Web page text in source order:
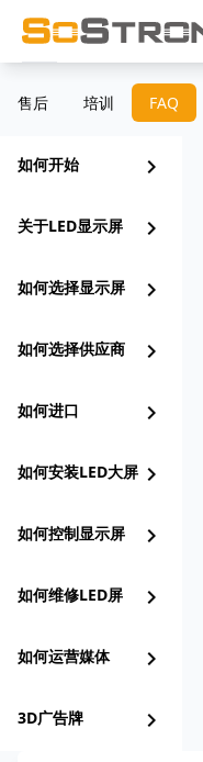
售后 培训 FAQ
如何开始 chevron_right
关于LED显示屏 chevron_right
如何选择显示屏 chevron_right
如何选择供应商 chevron_right
如何进口 chevron_right
如何安装LED大屏 chevron_right
如何控制显示屏 chevron_right
如何维修LED屏 chevron_right
如何运营媒体 chevron_right
3D广告牌 chevron_right